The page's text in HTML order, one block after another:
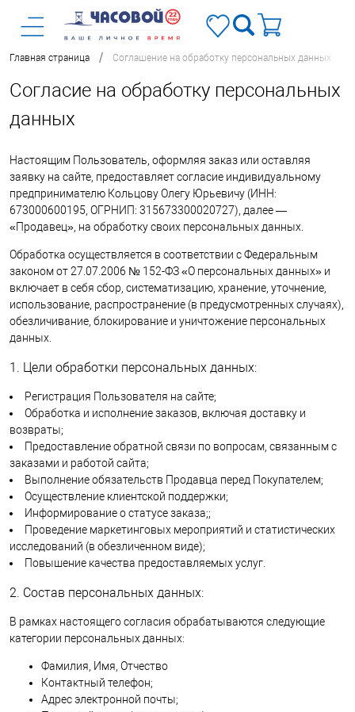
Главная страница / Соглашение на обработку персональных данных
Согласие на обработку персональных
данных
Настоящим Пользователь, оформляя заказ или оставляя
заявку на сайте, предоставляет согласие индивидуальному
предпринимателю Кольцову Олегу Юрьевичу (ИНН:
673000600195, ОГРНИП: 315673300020727), далее —
«Продавец», на обработку своих персональных данных.
Обработка осуществляется в соответствии с Федеральным
законом от 27.07.2006 № 152-ФЗ «О персональных данных» и
включает в себя сбор, систематизацию, хранение, уточнение,
использование, распространение (в предусмотренных случаях),
обезличивание, блокирование и уничтожение персональных
данных.
1. Цели обработки персональных данных:
Регистрация Пользователя на сайте;
Обработка и исполнение заказов, включая доставку и
возвраты;
Предоставление обратной связи по вопросам, связанным с
заказами и работой сайта;
Выполнение обязательств Продавца перед Покупателем;
Осуществление клиентской поддержки;
Информирование о статусе заказа;;
Проведение маркетинговых мероприятий и статистических
исследований (в обезличенном виде);
Повышение качества предоставляемых услуг.
2. Состав персональных данных:
В рамках настоящего согласия обрабатываются следующие
категории персональных данных:
Фамилия, Имя, Отчество
Контактный телефон;
Адрес электронной почты;